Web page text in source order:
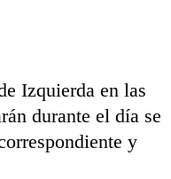
Izquierda en las
durante el día se
y